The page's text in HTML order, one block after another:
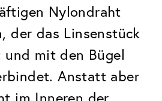
Nylondraht
der das Linsenstück
und mit den Bügel
Anstatt aber